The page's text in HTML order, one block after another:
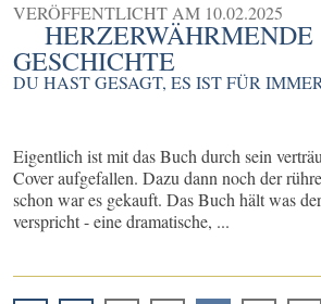
VERÖFFENTLICHT AM 10.02.2025
HERZERWÄHRMENDE
GESCHICHTE
DU HAST GESAGT, ES IST FÜR
Eigentlich ist mit das Buch durch sein
Cover aufgefallen. Dazu dann noch der
schon war es gekauft. Das Buch hält was
verspricht - eine dramatische, ...